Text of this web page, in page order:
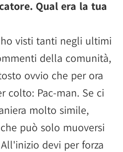
Qual era la tua
visti tanti negli ultimi
della comunità,
ovvio che per ora
colto: Pac-man. Se ci
molto simile,
può solo muoversi
devi per forza